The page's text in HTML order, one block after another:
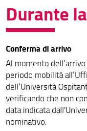
Durante
Conferma di arrivo
Al momento
periodo mobilità
dell’Università
verificando che non
data indicata
nominativo.
Mobilità Erasmus:
Erasmus+ Mobilità per
Erasmus + traineeship
Mobilità Extra
Mobilità Erasmus :
Erasmus Docenti